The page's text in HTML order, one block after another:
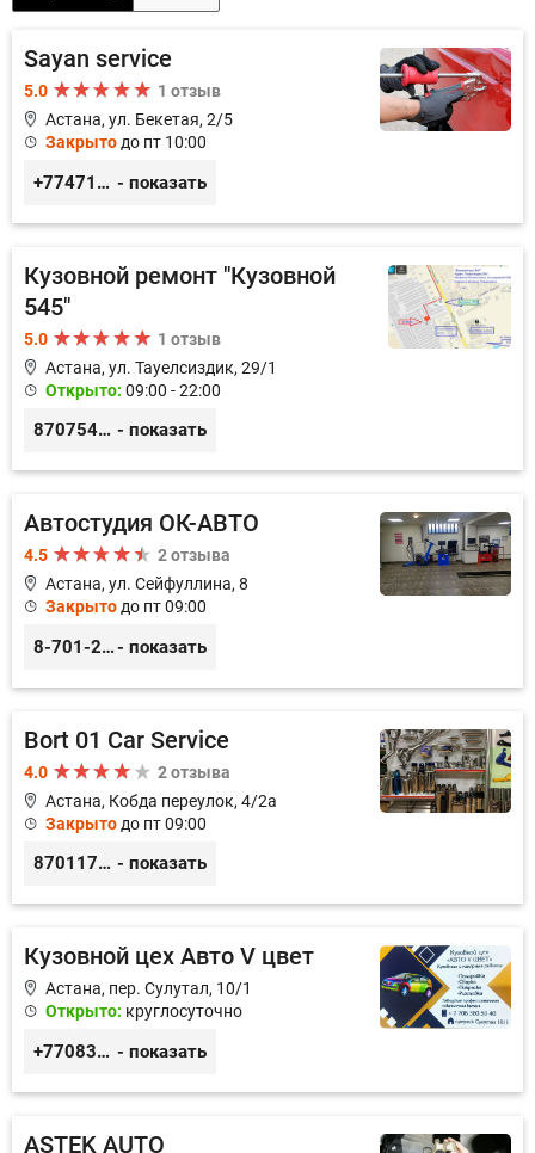
Sayan service
5.0
1 отзыв
Астана, ул. Бекетая, 2/5
Закрыто до пт 10:00
+77471114340 - показать
Кузовной ремонт "Кузовной
545"
5.0
1 отзыв
Астана, ул. Тауелсиздик, 29/1
Открыто: 09:00 - 22:00
87075457500 - показать
Автостудия ОК-АВТО
4.5
2 отзыва
Астана, ул. Сейфуллина, 8
Закрыто до пт 09:00
8-701-250-88-00- показать
Bort 01 Car Service
4.0
2 отзыва
Астана, Кобда переулок, 4/2а
Закрыто до пт 09:00
87011754444 - показать
Кузовной цех Авто V цвет
Астана, пер. Сулутал, 10/1
Открыто: круглосуточно
+77083805040 - показать
ASTEK AUTO